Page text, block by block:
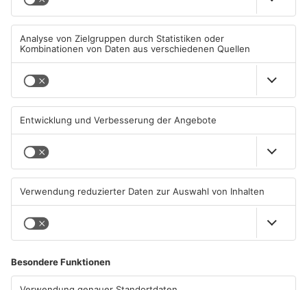
TOPNEWS
Kliniken im Primaveraland
melden mehr Patienten
durch Hitze
04.08.2026, 07:50 UHR IN
PRIMAVERALAND
Schüsse in Langenselbold,
Gelnhausen, Linsengericht
und Miltenberg